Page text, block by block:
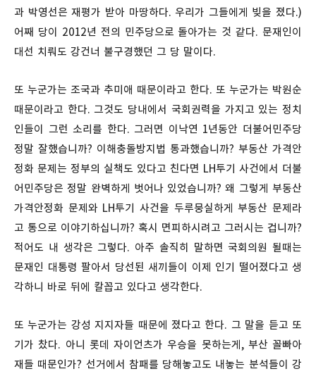
과 박영선은 재평가 받아 마땅하다. 우리가 그들에게 빚을 졌다.)
어째 당이 2012년 전의 민주당으로 돌아가는 것 같다. 문재인이
대선 치뤄도 강건너 불구경했던 그 당 말이다.
또 누군가는 조국과 추미애 때문이라고 한다. 또 누군가는 박원순
때문이라고 한다. 그것도 당내에서 국회권력을 가지고 있는 정치
인들이 그런 소리를 한다. 그러면 이낙연 1년동안 더불어민주당
정말 잘했습니까? 이해충돌방지법 통과했습니까? 부동산 가격안
정화 문제는 정부의 실책도 있다고 친다면 LH투기 사건에서 더불
어민주당은 정말 완벽하게 벗어나 있었습니까? 왜 그렇게 부동산
가격안정화 문제와 LH투기 사건을 두루뭉실하게 부동산 문제라
고 통으로 이야기하십니까? 혹시 면피하시려고 그러시는 겁니까?
적어도 내 생각은 그렇다. 아주 솔직히 말하면 국회의원 될때는
문재인 대통령 팔아서 당선된 새끼들이 이제 인기 떨어졌다고 생
각하니 바로 뒤에 칼꼽고 있다고 생각한다.
또 누군가는 강성 지지자들 때문에 졌다고 한다. 그 말을 듣고 또
기가 찼다. 아니 롯데 자이언츠가 우승을 못하는게, 부산 꼴빠아
재들 때문인가? 선거에서 참패를 당해놓고도 내놓는 분석들이 강